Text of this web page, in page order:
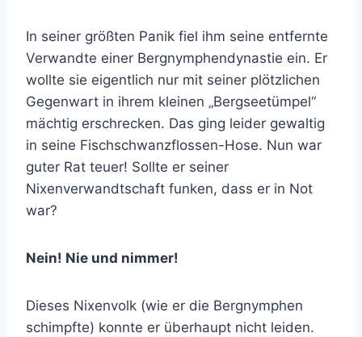
In seiner größten Panik fiel ihm seine entfernte
Verwandte einer Bergnymphendynastie ein. Er
wollte sie eigentlich nur mit seiner plötzlichen
Gegenwart in ihrem kleinen „Bergseetümpel“
mächtig erschrecken. Das ging leider gewaltig
in seine Fischschwanzflossen-Hose. Nun war
guter Rat teuer! Sollte er seiner
Nixenverwandtschaft funken, dass er in Not
war?
Nein! Nie und nimmer!
Dieses Nixenvolk (wie er die Bergnymphen
schimpfte) konnte er überhaupt nicht leiden.